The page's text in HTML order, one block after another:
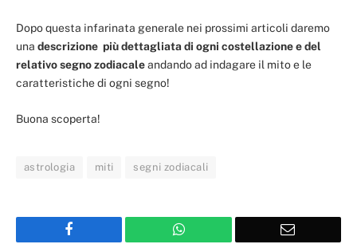
Dopo questa infarinata generale nei prossimi articoli daremo
una descrizione più dettagliata di ogni costellazione e del
relativo segno zodiacaleandando ad indagare il mito e le
caratteristiche di ogni segno!
Buona scoperta!
astrologia miti segni zodiacali
WhatsApp Email